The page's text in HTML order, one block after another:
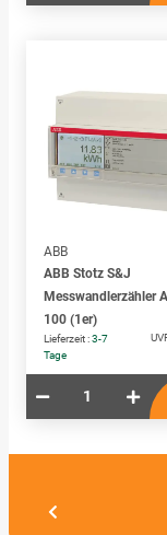
ABB
ABB Stotz S&J
Messwandlerzähler
100 (1er)
Lieferzeit :3-7
Tage